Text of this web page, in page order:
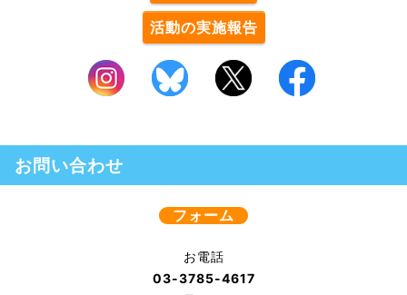
活動の実施報告
お問い合わせ
フォーム
お電話
03-3785-4617